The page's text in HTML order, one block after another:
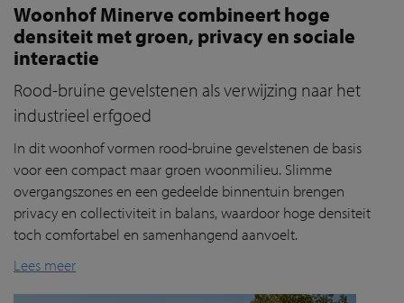
Woonhof Minerve combineert hoge
densiteit met groen, privacy en sociale
interactie
Rood-bruine gevelstenen als verwijzing naar het
industrieel erfgoed
In ditwoonhofvormen rood-bruinegevelstenen de basis
voor een compact maar groen woonmilieu. Slimme
overgangszones en een gedeelde binnentuin brengen
privacy en collectiviteit in balans, waardoor hoge densiteit
toch comfortabel en samenhangend aanvoelt.
Lees meer